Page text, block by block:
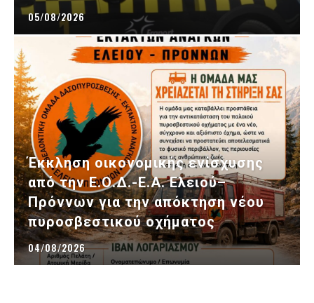
05/08/2026
Έκκληση οικονομικής ενίσχυσης
από την Ε.Ο.Δ.-Ε.Α. Ελειού–
Πρόννων για την απόκτηση νέου
πυροσβεστικού οχήματος
04/08/2026